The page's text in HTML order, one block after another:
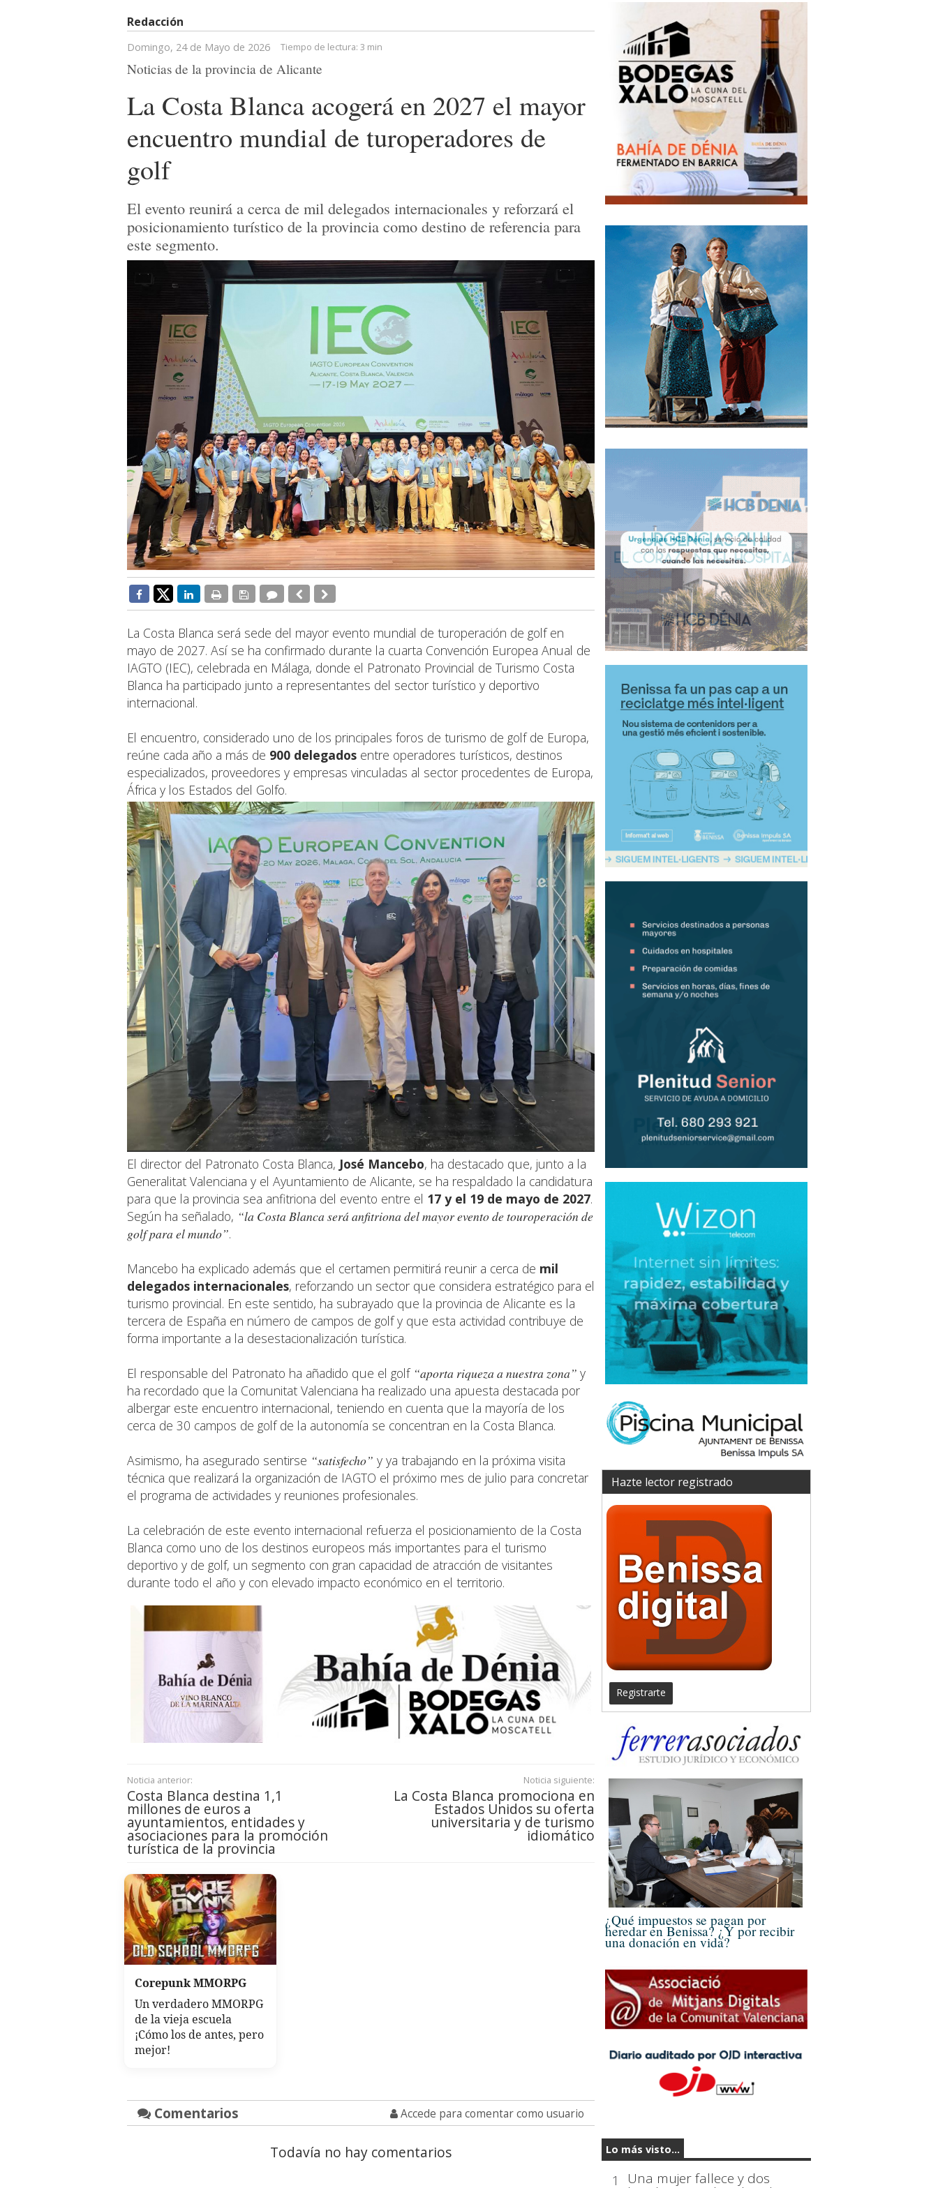
Redacción
Domingo, 24 de Mayo de 2026 Tiempo de lectura: 3 min
Noticias de la provincia de Alicante
La Costa Blanca acogerá en 2027 el mayor
encuentro mundial de turoperadores de
golf
El evento reunirá a cerca de mil delegados internacionales y reforzará el
posicionamiento turístico de la provincia como destino de referencia para
este segmento.
La Costa Blanca será sede del mayor evento mundial de turoperación de golf en
mayo de 2027. Así se ha confirmado durante la cuarta Convención Europea Anual de
IAGTO (IEC), celebrada en Málaga, donde el Patronato Provincial de Turismo Costa
Blanca ha participado junto a representantes del sector turístico y deportivo
internacional.
El encuentro, considerado uno de los principales foros de turismo de golf de Europa,
reúne cada año a más de 900 delegados entre operadores turísticos, destinos
especializados, proveedores y empresas vinculadas al sector procedentes de Europa,
África y los Estados del Golfo.
El director del Patronato Costa Blanca, José Mancebo, ha destacado que, junto a la
Generalitat Valenciana y el Ayuntamiento de Alicante, se ha respaldado la candidatura
para que la provincia sea anfitriona del evento entre el 17 y el 19 de mayo de 2027.
Según ha señalado, “la Costa Blanca será anfitriona del mayor evento de touroperación de
golf para el mundo”.
Mancebo ha explicado además que el certamen permitirá reunir a cerca de mil
delegados internacionales, reforzando un sector que considera estratégico para el
turismo provincial. En este sentido, ha subrayado que la provincia de Alicante es la
tercera de España en número de campos de golf y que esta actividad contribuye de
forma importante a la desestacionalización turística.
El responsable del Patronato ha añadido que el golf “aporta riqueza a nuestra zona” y
ha recordado que la Comunitat Valenciana ha realizado una apuesta destacada por
albergar este encuentro internacional, teniendo en cuenta que la mayoría de los
cerca de 30 campos de golf de la autonomía se concentran en la Costa Blanca.
Asimismo, ha asegurado sentirse “satisfecho” y ya trabajando en la próxima visita
técnica que realizará la organización de IAGTO el próximo mes de julio para concretar
el programa de actividades y reuniones profesionales.
La celebración de este evento internacional refuerza el posicionamiento de la Costa
Blanca como uno de los destinos europeos más importantes para el turismo
deportivo y de golf, un segmento con gran capacidad de atracción de visitantes
durante todo el año y con elevado impacto económico en el territorio.
Noticia anterior:
Costa Blanca destina 1,1
millones de euros a
ayuntamientos, entidades y
asociaciones para la promoción
turística de la provincia
Noticia siguiente:
La Costa Blanca promociona en
Estados Unidos su oferta
universitaria y de turismo
idiomático
Corepunk MMORPG
Un verdadero MMORPG
de la vieja escuela
¡Cómo los de antes, pero
mejor!
Comentarios Accede para comentar como usuario
Todavía no hay comentarios
Hazte lector registrado
Registrarte
¿Qué impuestos se pagan por
heredar en Benissa? ¿Y por recibir
una donación en vida?
Lo más visto...
1 Una mujer fallece y dos